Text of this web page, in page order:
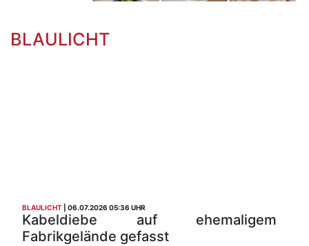
BLAULICHT
BLAULICHT 06.07.2026 05:36 UHR
Kabeldiebe auf ehemaligem
Fabrikgelände gefasst